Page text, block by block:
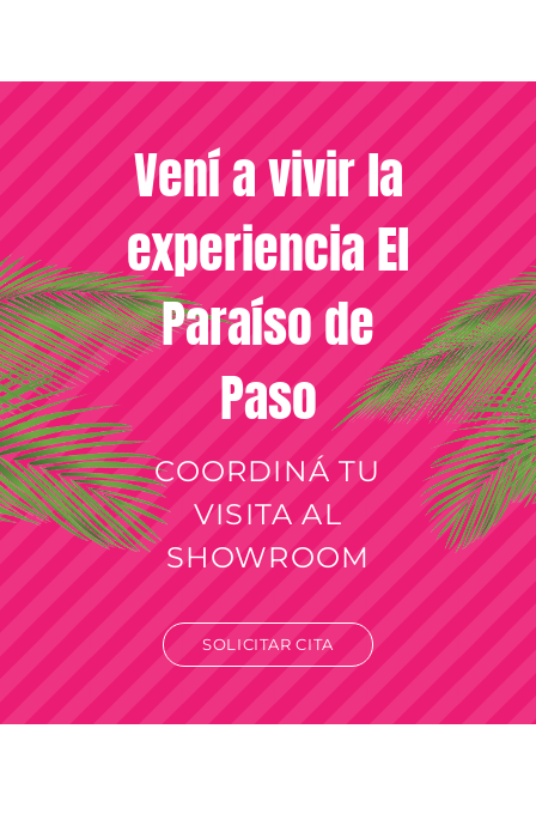
Vení a vivir la
experiencia El
Paraíso de
Paso
COORDINÁ TU
VISITA AL
SHOWROOM
SOLICITAR CITA